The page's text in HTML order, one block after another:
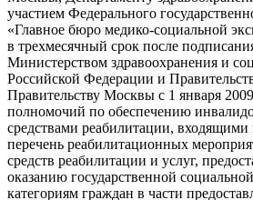
участием Федерального
«Главное бюро медико-социальной
в трехмесячный срок после
Министерством здравоохранения и
Российской Федерации и
Правительству Москвы с 1 января
полномочий по обеспечению
средствами реабилитации,
перечень реабилитационных
средств реабилитации и услуг,
оказанию государственной
категориям граждан в части